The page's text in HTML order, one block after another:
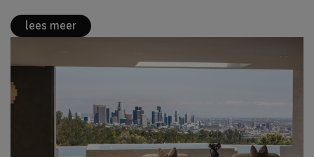
lees meer